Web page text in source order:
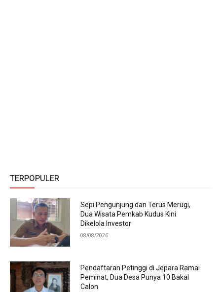
TERPOPULER
Sepi Pengunjung dan Terus Merugi,
Dua Wisata Pemkab Kudus Kini
Dikelola Investor
08/08/2026
Pendaftaran Petinggi di Jepara Ramai
Peminat, Dua Desa Punya 10 Bakal
Calon